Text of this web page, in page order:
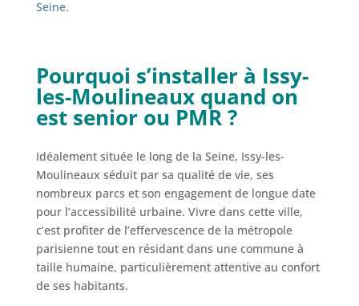
Seine.
Pourquoi s’installer à Issy-
les-Moulineaux quand on
est senior ou PMR ?
Idéalement située le long de la Seine, Issy-les-
Moulineaux séduit par sa qualité de vie, ses
nombreux parcs et son engagement de longue date
pour l’accessibilité urbaine. Vivre dans cette ville,
c’est profiter de l’effervescence de la métropole
parisienne tout en résidant dans une commune à
taille humaine, particulièrement attentive au confort
de ses habitants.